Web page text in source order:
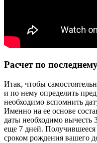
Расчет по
Итак, чтобы
и по нему определить
необходимо вспомнить
Именно на ее основе
даты необходимо вычесть
еще 7 дней. Получившееся
сроком рождения вашего